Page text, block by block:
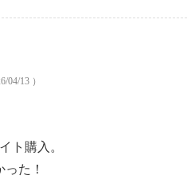
04/13 ）
ト購入。
た！